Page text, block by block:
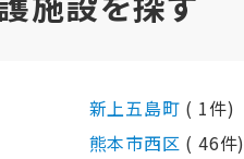
新上五島町 ( 1件)
熊本市西区 ( 46件)